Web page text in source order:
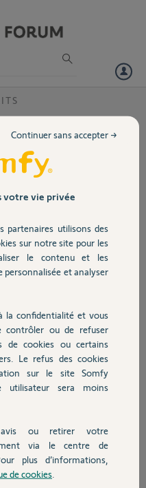
à éliminer la bande des
de discussion
votre vie privée
partenaires utilisons des
sur notre site pour les
le contenu et les
personnalisée et analyser
la confidentialité et vous
contrôler ou de refuser
de cookies ou certains
Le refus des cookies
sur le site Somfy
utilisateur sera moins
ou retirer votre
via le centre de
plus d’informations,
de cookies
Continuer sans accepter →